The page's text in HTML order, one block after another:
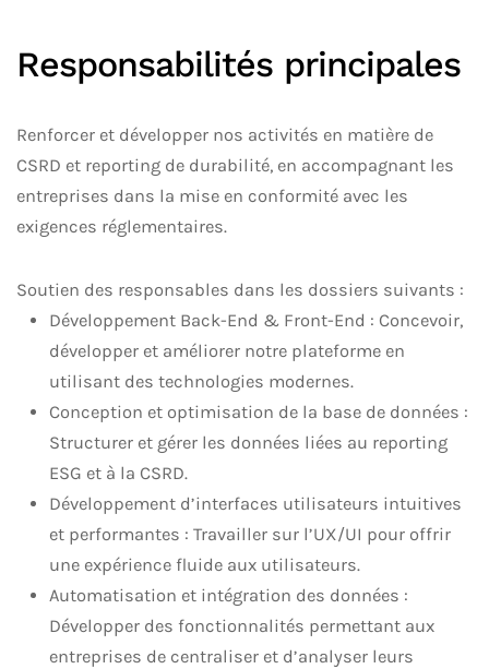
Responsabilités principales
Renforcer et développer nos activités en matière de
CSRD et reporting de durabilité, en accompagnant les
entreprises dans la mise en conformité avec les
exigences réglementaires.
Soutien des responsables dans les dossiers suivants :
Développement Back-End & Front-End : Concevoir,
développer et améliorer notre plateforme en
utilisant des technologies modernes.
Conception et optimisation de la base de données :
Structurer et gérer les données liées au reporting
ESG et à la CSRD.
Développement d’interfaces utilisateurs intuitives
et performantes : Travailler sur l’UX/UI pour offrir
une expérience fluide aux utilisateurs.
Automatisation et intégration des données :
Développer des fonctionnalités permettant aux
entreprises de centraliser et d’analyser leurs